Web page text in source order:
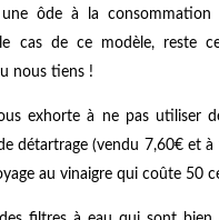
ôde à la
cas de ce modèle, reste
nous tiens !
exhorte à ne pas utiliser
détartrage (vendu 7,60€ et
au vinaigre qui coûte 50